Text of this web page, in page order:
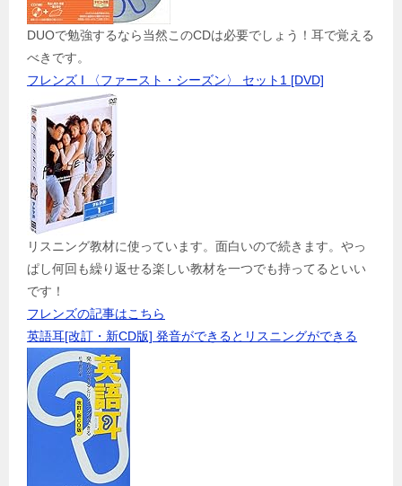
DUOで勉強するなら当然このCDは必要でしょう！耳で覚える
べきです。
フレンズ I 〈ファースト・シーズン〉 セット1 [DVD]
リスニング教材に使っています。面白いので続きます。やっ
ぱし何回も繰り返せる楽しい教材を一つでも持ってるといい
です！
フレンズの記事はこちら
英語耳[改訂・新CD版] 発音ができるとリスニングができる